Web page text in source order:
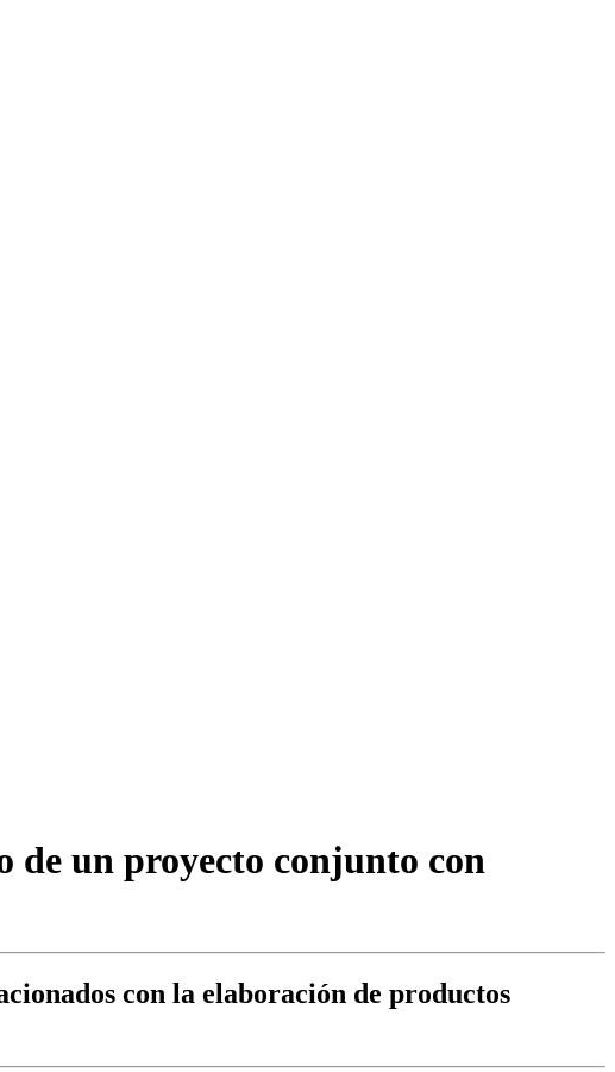
de un proyecto conjunto con
con la elaboración de productos